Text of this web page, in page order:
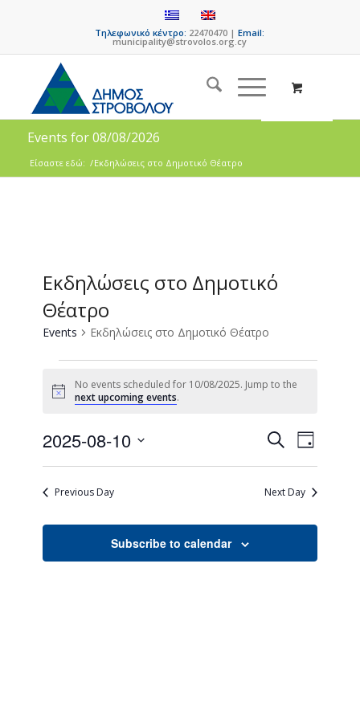
Τηλεφωνικό κέντρο: 22470470 |Email:
municipality@strovolos.org.cy
Events for 08/08/2026
Είσαστε εδώ: /Εκδηλώσεις στο Δημοτικό Θέατρο
Εκδηλώσεις στο Δημοτικό
Θέατρο
Events Εκδηλώσεις στο Δημοτικό Θέατρο
Notice
No events scheduled for 10/08/2025. Jump to the
next upcoming events.
Events
Search
and
SearchEvent
Views
Day
2025-08-10
Previous Day
Next Day
Subscribe to calendar